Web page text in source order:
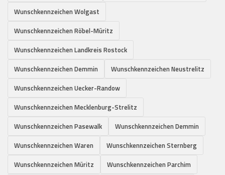
Wunschkennzeichen Wolgast
Wunschkennzeichen Röbel-Müritz
Wunschkennzeichen Landkreis Rostock
Wunschkennzeichen Demmin
Wunschkennzeichen Neustrelitz
Wunschkennzeichen Uecker-Randow
Wunschkennzeichen Mecklenburg-Strelitz
Wunschkennzeichen Pasewalk
Wunschkennzeichen Demmin
Wunschkennzeichen Waren
Wunschkennzeichen Sternberg
Wunschkennzeichen Müritz
Wunschkennzeichen Parchim